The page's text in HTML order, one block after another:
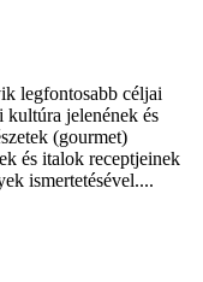
legfontosabb céljai
kultúra jelenének és
(gourmet)
és italok receptjeinek
ismertetésével....